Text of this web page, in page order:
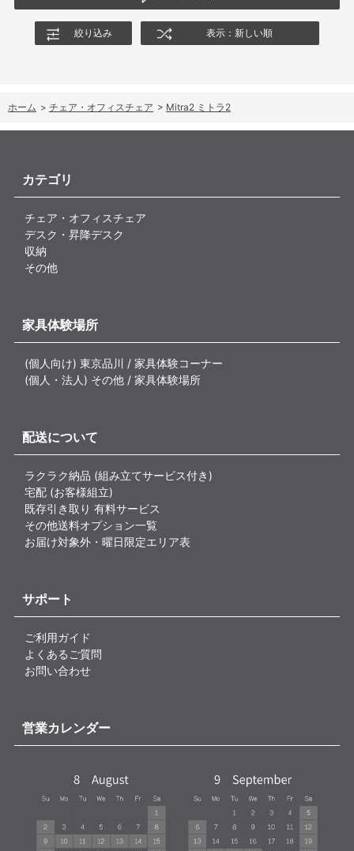
絞り込み 表示：新しい順
ホーム > チェア・オフィスチェア > Mitra2 ミトラ2
カテゴリ
チェア・オフィスチェア
デスク・昇降デスク
収納
その他
家具体験場所
(個人向け) 東京品川 / 家具体験コーナー
(個人・法人) その他 / 家具体験場所
配送について
ラクラク納品 (組み立てサービス付き)
宅配 (お客様組立)
既存引き取り 有料サービス
その他送料オプション一覧
お届け対象外・曜日限定エリア表
サポート
ご利用ガイド
よくあるご質問
お問い合わせ
営業カレンダー